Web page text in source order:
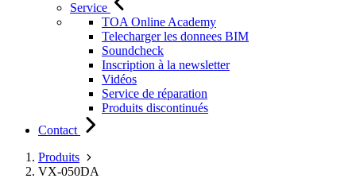
Service
TOA Online Academy
Telecharger les donnees BIM
Soundcheck
Inscription à la newsletter
Vidéos
Service de réparation
Produits discontinués
Contact
Produits
VX-050DA